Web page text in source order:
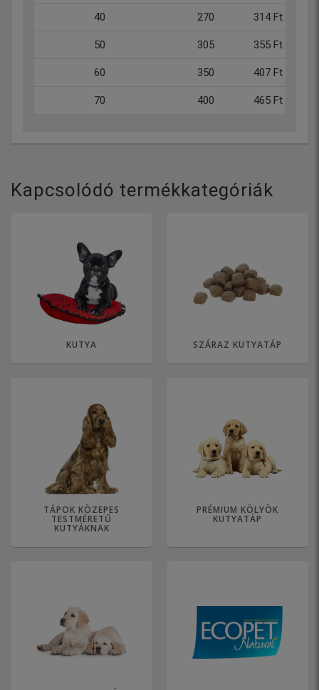
40 270 314 Ft
50 305 355 Ft
60 350 407 Ft
70 400 465 Ft
Kapcsolódó termékkategóriák
KUTYA SZÁRAZ KUTYATÁP
TÁPOK KÖZEPES
TESTMÉRETŰ
KUTYÁKNAK
PRÉMIUM KÖLYÖK
KUTYATÁP